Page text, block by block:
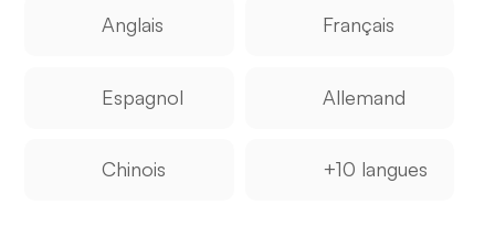
Anglais Français
Espagnol Allemand
Chinois +10 langues